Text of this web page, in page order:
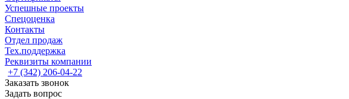
Успешные проекты
Спецоценка
Контакты
Отдел продаж
Тех.поддержка
Реквизиты компании
+7 (342) 206-04-22
Заказать звонок
Задать вопрос